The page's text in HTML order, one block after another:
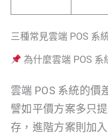
三種常見雲端 POS 系
為什麼雲端 POS 系
雲端 POS 系統的價
譬如平價方案多只
存，進階方案則加